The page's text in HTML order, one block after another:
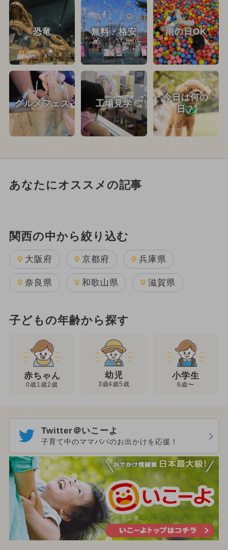
恐竜 無料・格安 雨の日OK
グルメフェス 工場見学
今日は何の
日？
あなたにオススメの記事
関西の中から絞り込む
大阪府 京都府 兵庫県
奈良県 和歌山県 滋賀県
子どもの年齢から探す
赤ちゃん
0歳1歳2歳
幼児
3歳4歳5歳
小学生
6歳〜
Twitter＠いこーよ
子育て中のママパパのお出かけを応援！